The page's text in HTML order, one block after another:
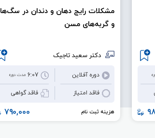
مشکلات رایج دهان و دندان در سگ‌ها
و گربه‌های مسن
دکتر سعید تاجیک
دوره آفلاین
فاقد امتیاز
6:07 مدت دوره
فاقد گواهی
هزینه ثبت نام 790,000